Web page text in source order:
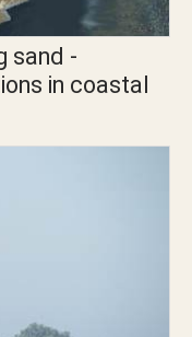
sand -
in coastal